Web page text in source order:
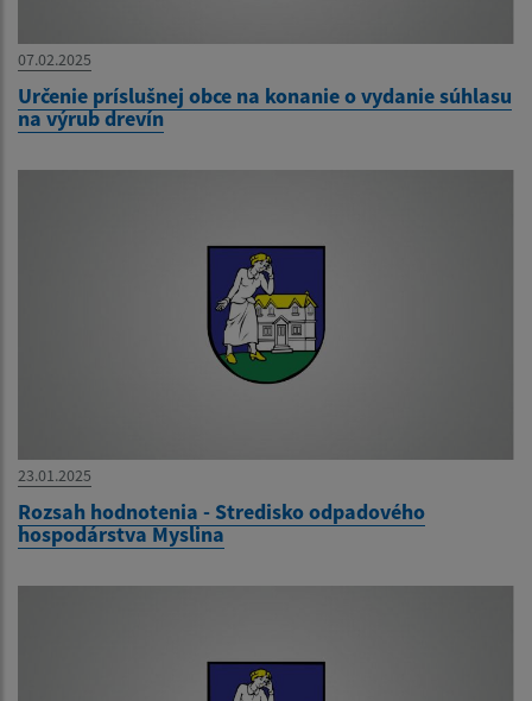
07.02.2025
Určenie príslušnej obce na konanie o vydanie súhlasu
na výrub drevín
23.01.2025
Rozsah hodnotenia - Stredisko odpadového
hospodárstva Myslina